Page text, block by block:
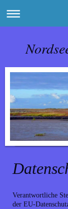
Verantwortliche
der EU-